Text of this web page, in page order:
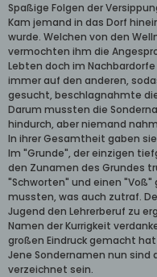
Spaßige Folgen der
Kam jemand in das Dorf
wurde. Welchen von den
vermochten ihm die
Lebten doch im
immer auf den anderen,
gesucht, beschlagnahmte
Darum mussten die
hindurch, aber niemand
In ihrer Gesamtheit gaben
Im "Grunde", der einzigen
den Zunamen des Grundes
"Schworten" und einen
mussten, was auch zutraf.
Jugend den Lehrerberuf zu
Namen der Kurrigkeit
großen Eindruck gemacht
Jene Sondernamen nun sind
verzeichnet sein.